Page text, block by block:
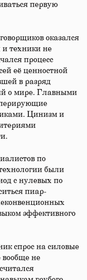
первую
оказался
и техники не
процесс
её ценностной
в разряд
о мире. Главными
Цинизм и
по
были
с нулевых по
пиар-
эффективного
спрос на силовые
вообще не